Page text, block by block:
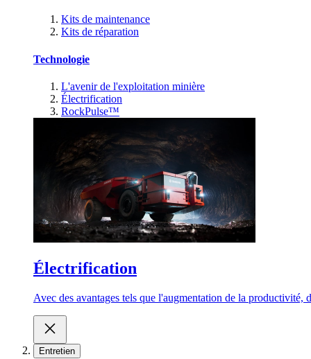
Kits de maintenance
Kits de réparation
Technologie
L'avenir de l'exploitation minière
Électrification
RockPulse™
Électrification
Avec des avantages tels que l'augmentation de la
Entretien